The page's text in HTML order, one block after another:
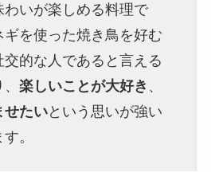
いが楽しめる料理で
を使った焼き鳥を好む
交的な人であると言える
楽しいことが大好き 、
せたいという思いが強い
。